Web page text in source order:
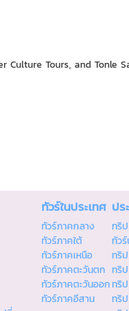
Culture Tours, and
ทัวร์ในประเทศ
ทัวร์ภาคกลาง
ทัวร์ภาคใต้
ทัวร์ภาคเหนือ
ทัวร์ภาคตะวันตก
ทัวร์ภาคตะวันออก
ทัวร์ภาคอีสาน
ปร
ทริ
ทัว
ทริ
ทริ
ทริ
ทริ